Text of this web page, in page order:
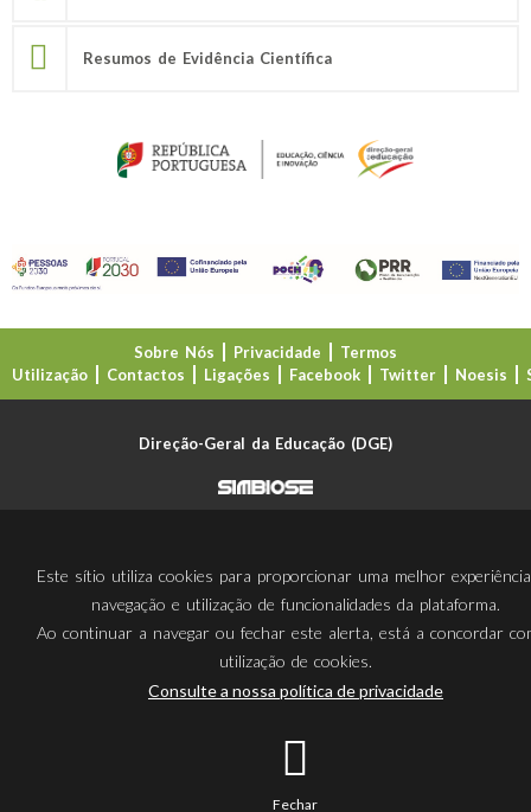
Resumos de Evidência Científica
Sobre Nós Privacidade
Termos
Utilização
Contactos Ligações Facebook Twitter Noesis
Direção-Geral da Educação (DGE)
Este sítio utiliza cookies para proporcionar uma melhor
navegação e utilização de funcionalidades da plataforma.
Ao continuar a navegar ou fechar este alerta, está a concordar
utilização de cookies.
Consulte a nossa política de privacidade
Fechar